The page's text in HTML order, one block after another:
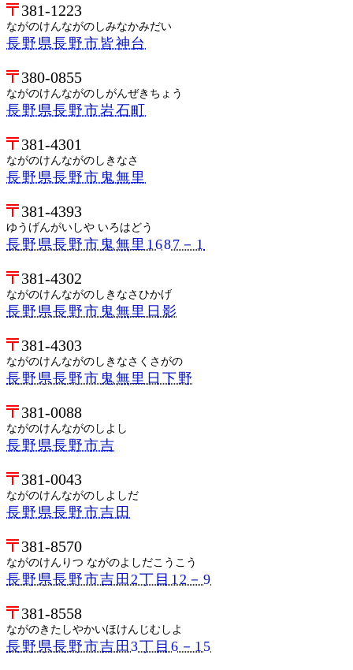
381-1223
ながのけんながのしみなかみだい
長野県長野市皆神台
380-0855
ながのけんながのしがんぜきちょう
長野県長野市岩石町
381-4301
ながのけんながのしきなさ
長野県長野市鬼無里
381-4393
ゆうげんがいしや いろはどう
長野県長野市鬼無里1687－1
381-4302
ながのけんながのしきなさひかげ
長野県長野市鬼無里日影
381-4303
ながのけんながのしきなさくさがの
長野県長野市鬼無里日下野
381-0088
ながのけんながのしよし
長野県長野市吉
381-0043
ながのけんながのしよしだ
長野県長野市吉田
381-8570
ながのけんりつ ながのよしだこうこう
長野県長野市吉田2丁目12－9
381-8558
ながのきたしやかいほけんじむしよ
長野県長野市吉田3丁目6－15